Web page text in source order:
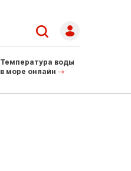
Температура воды
в море онлайн